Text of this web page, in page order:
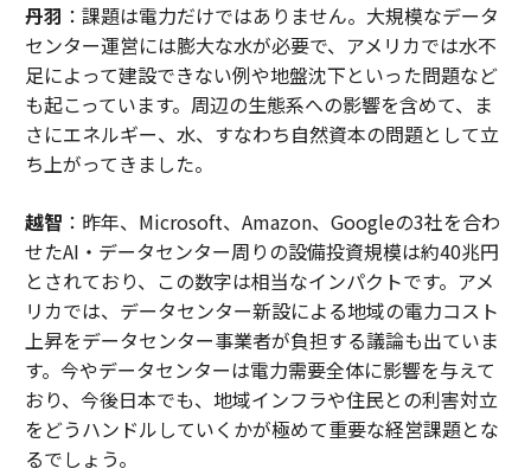
丹羽 ：課題は電力だけではありません。大規模なデータ
センター運営には膨大な水が必要で、アメリカでは水不
足によって建設できない例や地盤沈下といった問題など
も起こっています。周辺の生態系への影響を含めて、ま
さにエネルギー、水、すなわち自然資本の問題として立
ち上がってきました。
越智 ：昨年、Microsoft、Amazon、Googleの3社を合わ
せたAI・データセンター周りの設備投資規模は約40兆円
とされており、この数字は相当なインパクトです。アメ
リカでは、データセンター新設による地域の電力コスト
上昇をデータセンター事業者が負担する議論も出ていま
す。今やデータセンターは電力需要全体に影響を与えて
おり、今後日本でも、地域インフラや住民との利害対立
をどうハンドルしていくかが極めて重要な経営課題とな
るでしょう。